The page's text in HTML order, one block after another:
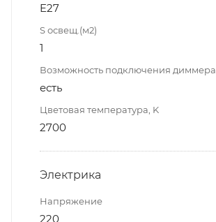
E27
S освещ.(м2)
1
Возможность подключения диммера
есть
Цветовая температура, K
2700
Электрика
Напряжение
220